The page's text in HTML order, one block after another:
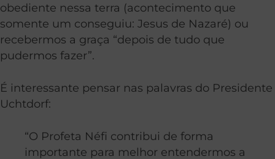
obediente nessa terra (acontecimento que
somente um conseguiu: Jesus de Nazaré) ou
recebermos a graça “depois de tudo que
pudermos fazer”.
É interessante pensar nas palavras do Presidente
Uchtdorf:
“O Profeta Néfi contribui de forma
importante para melhor entendermos a